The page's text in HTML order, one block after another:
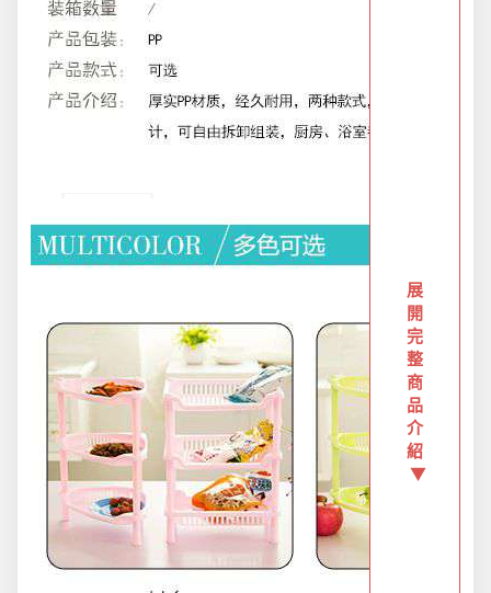
新品上市
衛浴用品
限時活動精選
限時特惠專區
展
開
完
整
商
品
介
紹
▼